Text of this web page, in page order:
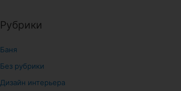
т
:
Рубрики
Баня
Без рубрики
Дизайн интерьера